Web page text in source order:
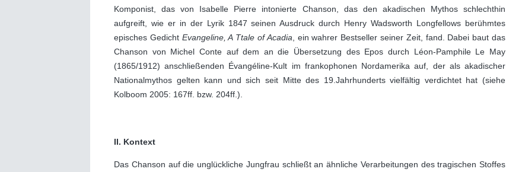
Komponist, das von Isabelle Pierre intonierte Chanson, das den akadischen Mythos schlechthin
aufgreift, wie er in der Lyrik 1847 seinen Ausdruck durch Henry Wadsworth Longfellows berühmtes
episches Gedicht Evangeline, A Ttale of Acadia , ein wahrer Bestseller seiner Zeit, fand. Dabei baut das
Chanson von Michel Conte auf dem an die Übersetzung des Epos durch Léon-Pamphile Le May
(1865/1912) anschließenden Évangéline-Kult im frankophonen Nordamerika auf, der als akadischer
Nationalmythos gelten kann und sich seit Mitte des 19.Jahrhunderts vielfältig verdichtet hat (siehe
Kolboom 2005: 167ff. bzw. 204ff.).
II. Kontext
Das Chanson auf die unglückliche Jungfrau schließt an ähnliche Verarbeitungen des tragischen Stoffes